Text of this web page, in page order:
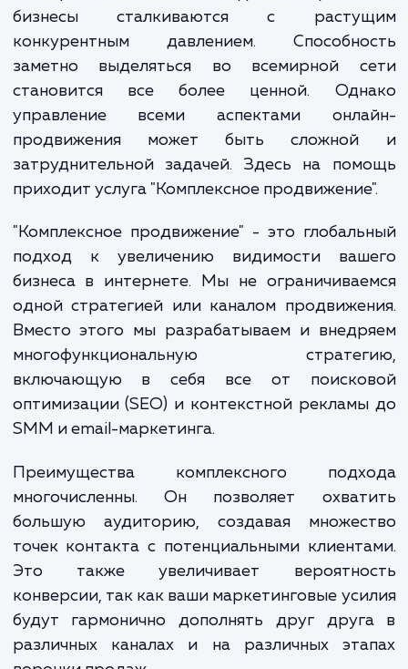
В мире динамичного цифрового
бизнесы сталкиваются с
конкурентным давлением.
заметно выделяться во всемирной
становится все более ценной.
управление всеми аспектами
продвижения может быть
затруднительной задачей. Здесь на
приходит услуга "Комплексное
"Комплексное продвижение" - это
подход к увеличению видимости
бизнеса в интернете. Мы не
одной стратегией или каналом
Вместо этого мы разрабатываем и
многофункциональную
включающую в себя все от
оптимизации (SEO) и контекстной
SMM и email-маркетинга.
Преимущества комплексного
многочисленны. Он позволяет
большую аудиторию, создавая